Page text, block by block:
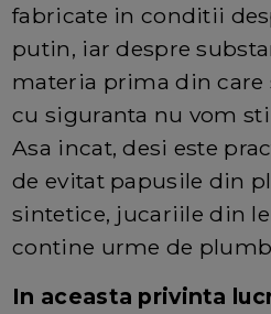
fabricate in conditii
putin, iar despre
materia prima din
cu siguranta nu vom
Asa incat, desi este
de evitat papusile din
sintetice, jucariile din
contine urme de
In aceasta privinta